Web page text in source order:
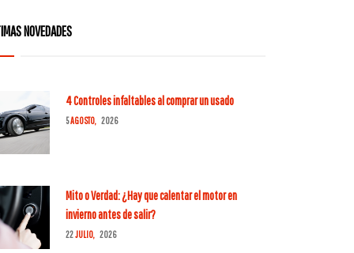
NOVEDADES
4 Controles infaltables al comprar un usado
5AGOSTO, 2026
Mito o Verdad: ¿Hay que calentar el motor en
invierno antes de salir?
22JULIO, 2026